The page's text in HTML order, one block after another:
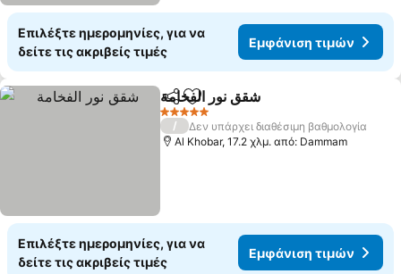
Επιλέξτε ημερομηνίες, για να
δείτε τις ακριβείς τιμές
Εμφάνιση τιμών
Κοινοποίηση
Προσθήκη στα αγαπημένα
شقق نور الفخامة
5 Αστέρια
/
Δεν υπάρχει διαθέσιμη βαθμολογία
Al Khobar, 17.2 χλμ. από: Dammam
Επιλέξτε ημερομηνίες, για να
δείτε τις ακριβείς τιμές
Εμφάνιση τιμών